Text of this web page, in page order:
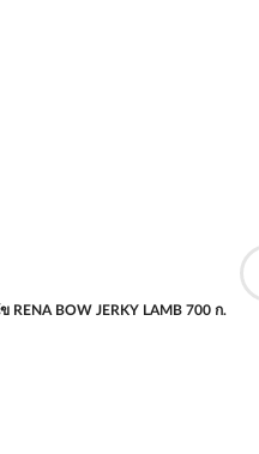
RENA BOW JERKY LAMB 700 ก.